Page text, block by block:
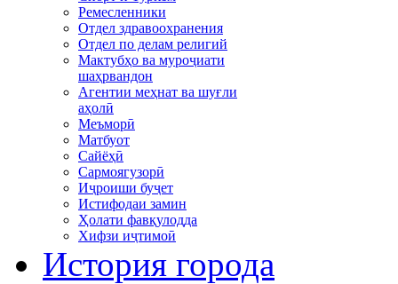
Ремесленники
Отдел здравоохранения
Отдел по делам религий
Мактубҳо ва муроҷиати
шаҳрвандон
Агентии меҳнат ва шуғли
аҳолӣ
Меъморӣ
Матбуот
Сайёҳӣ
Сармоягузорӣ
Иҷроиши буҷет
Истифодаи замин
Ҳолати фавқулодда
Хифзи иҷтимоӣ
История города